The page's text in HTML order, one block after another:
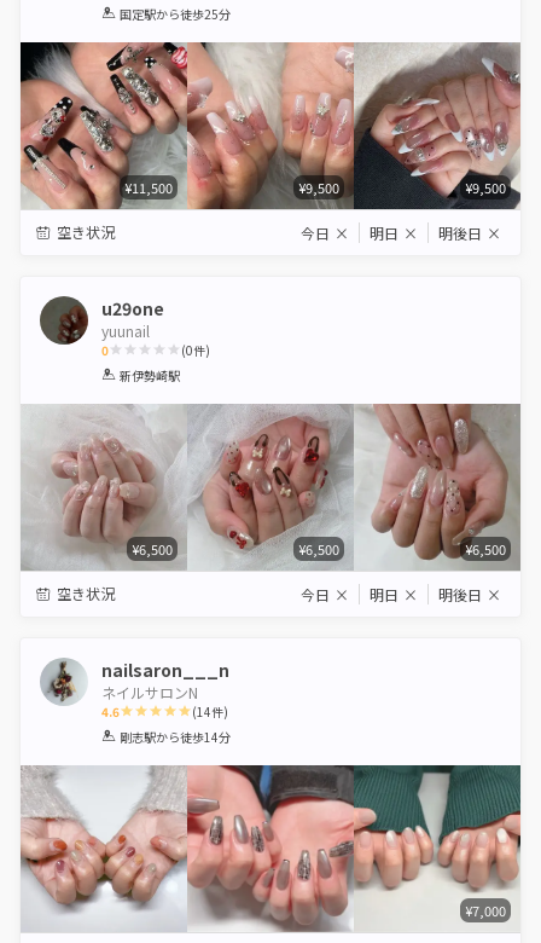
1 2 3 4 5
国定駅から徒歩25分
¥11,500 ¥9,500 ¥9,500
空き状況 今日 × 明日 × 明後日 ×
u29one
yuunail
0
1 2 3 4 5
(0件)
新伊勢崎駅
¥6,500 ¥6,500 ¥6,500
空き状況 今日 × 明日 × 明後日 ×
nailsaron___n
ネイルサロンN
4.6
1 2 3 4 5
(14件)
剛志駅から徒歩14分
¥7,000